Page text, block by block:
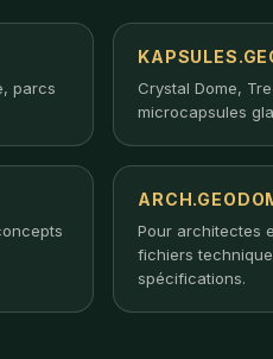
parcs
Crystal Dome,
microcapsules
Pour architectes
fichiers
spécifications.